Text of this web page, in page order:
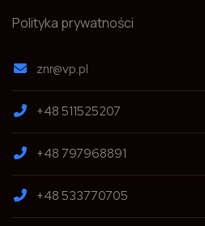
Polityka prywatności
znr@vp.pl
+48 511525207
+48 797968891
+48 533770705